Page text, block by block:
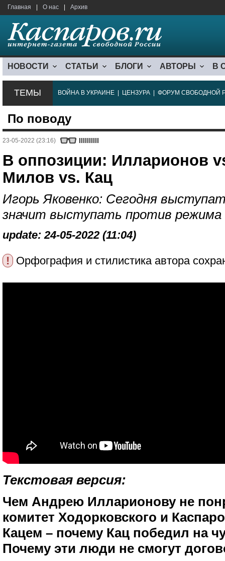
Главная О нас Архив
НОВОСТИ СТАТЬИ БЛОГИ АВТОРЫ В
ТЕМЫ ВОЙНА В УКРАИНЕ ЦЕНЗУРА ФОРУМ СВОБОДНОЙ
По поводу
23-05-2022 (23:16)
В оппозиции: Илларионов
Милов vs. Кац
Игорь Яковенко: Сегодня
значит выступать против
update: 24-05-2022 (11:04)
! Орфография и стилистика автора
Текстовая версия:
Чем Андрею Илларионову не
комитет Ходорковского и
Кацем – почему Кац победил на
Почему эти люди не смогут